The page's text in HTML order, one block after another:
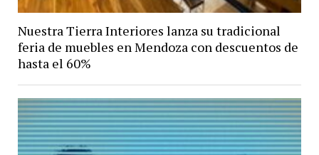
Nuestra Tierra Interiores lanza su tradicional
feria de muebles en Mendoza con descuentos de
hasta el 60%